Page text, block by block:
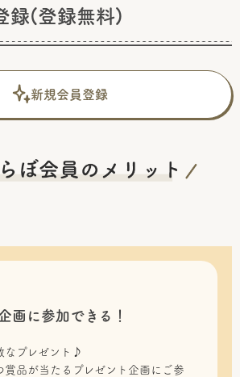
録(登録無料)
新規会員登録
画に参加できる！
なプレゼント♪
賞品が当たるプレゼント企画にご参